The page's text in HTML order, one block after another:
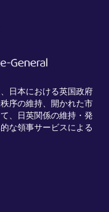
日本における英国政府
序の維持、開かれた市
、日英関係の維持・発
な領事サービスによる